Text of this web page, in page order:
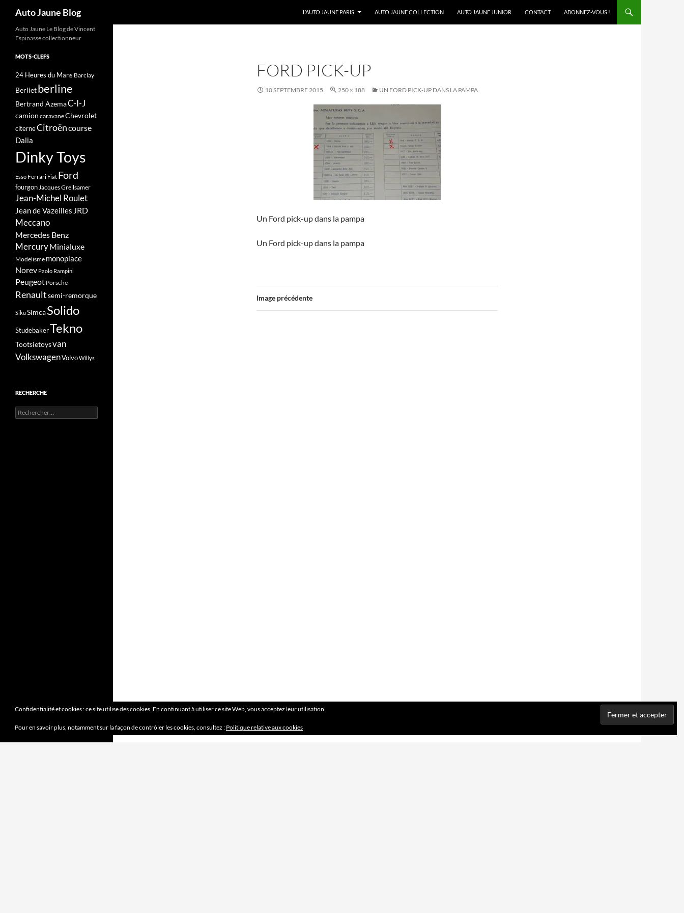
Auto Jaune Blog
L’AUTO JAUNE PARIS
AUTO JAUNE COLLECTION AUTO JAUNE JUNIOR CONTACT ABONNEZ-VOUS !
FORD PICK-UP
10 SEPTEMBRE 2015 250 × 188 UN FORD PICK-UP DANS LA PAMPA
Un Ford pick-up dans la pampa
Un Ford pick-up dans la pampa
Image précédente
Auto Jaune Le Blog de Vincent
Espinasse collectionneur
MOTS-CLEFS
24 Heures du Mans Barclay
Berlietberline
Bertrand AzemaC-I-J
camion caravaneChevrolet
citerneCitroëncourse
Dalia
Dinky Toys
Esso Ferrari Fiat Ford
fourgonJacques Greilsamer
Jean-Michel Roulet
Jean de Vazeilles JRD
Meccano
Mercedes Benz
MercuryMinialuxe
Modelisme monoplace
Norev Paolo Rampini
Peugeot Porsche
Renaultsemi-remorque
SikuSimcaSolido
StudebakerTekno
Tootsietoysvan
VolkswagenVolvoWillys
RECHERCHE
Rechercher :
Confidentialité et cookies : ce site utilise des cookies. En continuant à utiliser ce site Web, vous acceptez leur utilisation.
Pour en savoir plus, notamment sur la façon de contrôler les cookies, consultez : Politique relative aux cookies